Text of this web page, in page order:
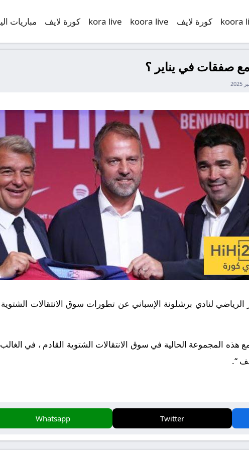
koora كورة لايف koora live
kora live كورة لايف مباريات
صفقات في يناير ؟
لنادي برشلونة الإسباني عن تطورات سوق الانتقالات الشتوية
مع هذه المجموعة الحالية في سوق الانتقالات الشتوية القادم ، في
“.
Twitter
Whatsapp